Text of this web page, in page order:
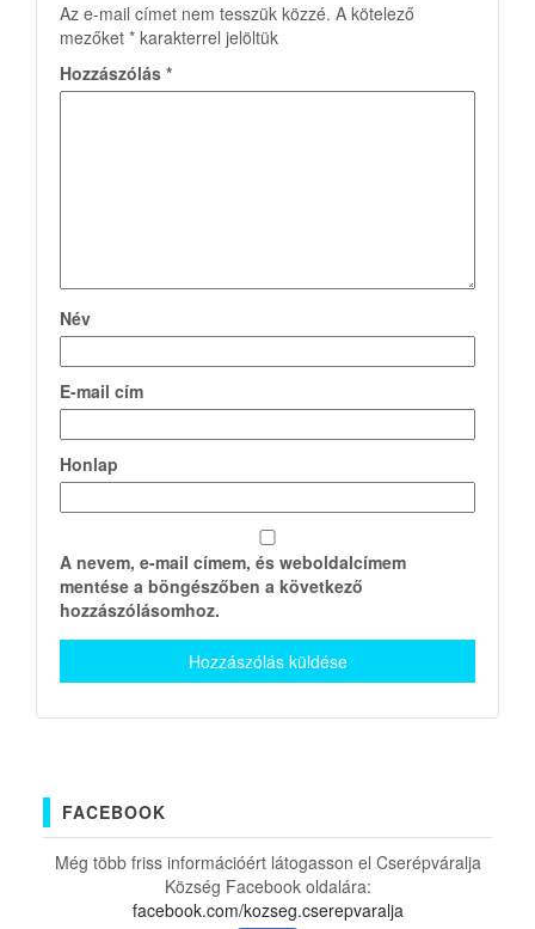
Az e-mail címet nem tesszük közzé. A kötelező
mezőket * karakterrel jelöltük
Hozzászólás *
Név
E-mail cím
Honlap
A nevem, e-mail címem, és weboldalcímem
mentése a böngészőben a következő
hozzászólásomhoz.
FACEBOOK
Még több friss információért látogasson el Cserépváralja
Község Facebook oldalára:
facebook.com/kozseg.cserepvaralja